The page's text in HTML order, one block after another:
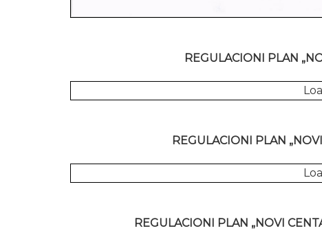
REGULACIONI PLAN
REGULACIONI PLAN
REGULACIONI PLAN „NOVI